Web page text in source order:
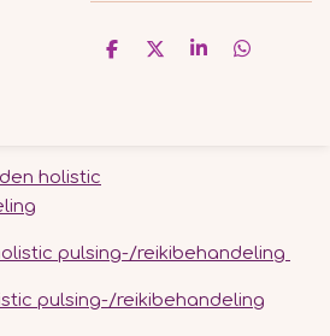
D
D
S
D
holistic
pulsing-/reikibehandeling
pulsing-/reikibehandeling